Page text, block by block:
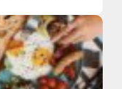
bliver ...